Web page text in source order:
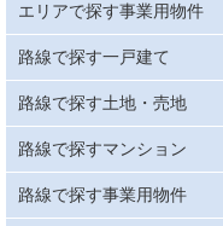
エリアで探す事業用物件
路線で探す一戸建て
路線で探す土地・売地
路線で探すマンション
路線で探す事業用物件